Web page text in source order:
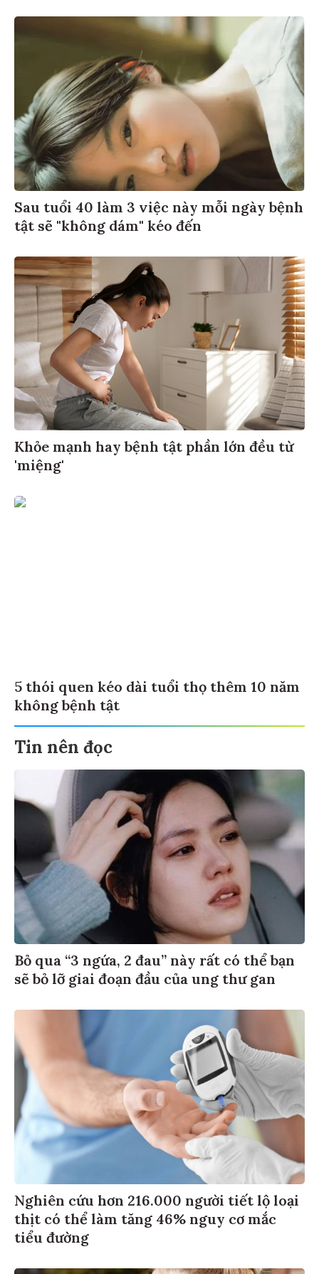
Sau tuổi 40 làm 3 việc này mỗi ngày bệnh
tật sẽ "không dám" kéo đến
Khỏe mạnh hay bệnh tật phần lớn đều từ
'miệng'
5 thói quen kéo dài tuổi thọ thêm 10 năm
không bệnh tật
Tin nên đọc
Bỏ qua “3 ngứa, 2 đau” này rất có thể bạn
sẽ bỏ lỡ giai đoạn đầu của ung thư gan
Nghiên cứu hơn 216.000 người tiết lộ loại
thịt có thể làm tăng 46% nguy cơ mắc
tiểu đường